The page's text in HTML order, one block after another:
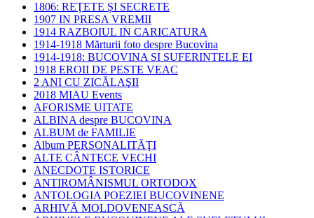
1806: REŢETE ŞI SECRETE
1907 IN PRESA VREMII
1914 RAZBOIUL IN CARICATURA
1914-1918 Mărturii foto despre Bucovina
1914-1918: BUCOVINA SI SUFERINTELE EI
1918 EROII DE PESTE VEAC
2 ANI CU ZICĂLAŞII
2018 MIAU Events
AFORISME UITATE
ALBINA despre BUCOVINA
ALBUM de FAMILIE
Album PERSONALITĂŢI
ALTE CÂNTECE VECHI
ANECDOTE ISTORICE
ANTIROMÂNISMUL ORTODOX
ANTOLOGIA POEZIEI BUCOVINENE
ARHIVĂ MOLDOVENEASCĂ